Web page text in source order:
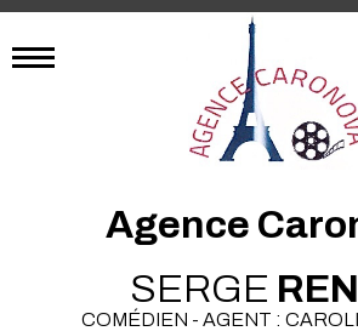
Agence
SERGE
COMÉDIEN - AGENT :